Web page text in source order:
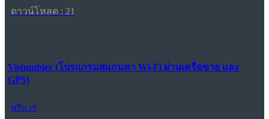
ดาวน์โหลด : 21
Vistumbler (โปรแกรมสแกนหา Wi-Fi ผ่านเครือข่าย และ
GPS)
ฟรีแวร์